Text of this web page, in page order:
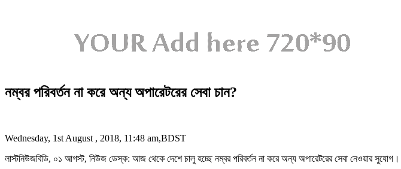
নম্বর পরিবর্তন না করে অন্য অপারেটরের সেবা চান?
Wednesday, 1st August , 2018, 11:48 am,BDST
লাস্টনিউজবিডি, ০১ আগস্ট, নিউজ ডেস্ক: আজ থেকে দেশে চালু হচ্ছে নম্বর পরিবর্তন না করে অন্য অপারেটরের সেবা নেওয়ার সুযোগ। এ